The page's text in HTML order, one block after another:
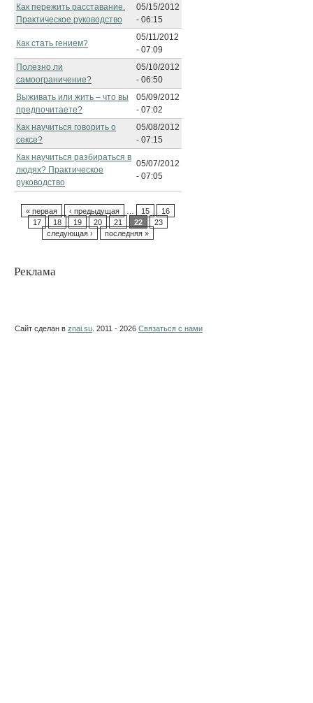
Как пережить расставание.
Практическое руководство
05/15/2012
- 06:15
Как стать гением?
05/11/2012
- 07:09
Полезно ли
самоограничение?
05/10/2012
- 06:50
Выживать или жить – что вы
предпочитаете?
05/09/2012
- 07:02
Как научиться говорить о
сексе?
05/08/2012
- 07:15
Как научиться разбираться в
людях? Практическое
руководство
05/07/2012
- 07:05
« первая ‹ предыдущая 15
16
17
18 19 20 21 22
23
следующая ›
последняя »
Реклама
Сайт сделан в znai.su . 2011 - 2026 Связаться с нами